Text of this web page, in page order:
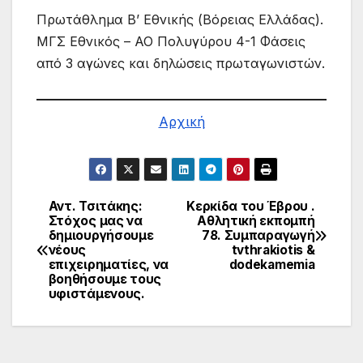
Πρωτάθλημα Β’ Εθνικής (Βόρειας Ελλάδας).
ΜΓΣ Εθνικός – ΑΟ Πολυγύρου 4-1 Φάσεις
από 3 αγώνες και δηλώσεις πρωταγωνιστών.
Αρχική
Πλοήγηση
άρθρων
Κερκίδα του Έβρου .
Αθλητική εκπομπή
78. Συμπαραγωγή
tvthrakiotis &
dodekamemia
Αντ. Τσιτάκης:
Στόχος μας να
δημιουργήσουμε
νέους
επιχειρηματίες, να
βοηθήσουμε τους
υφιστάμενους.